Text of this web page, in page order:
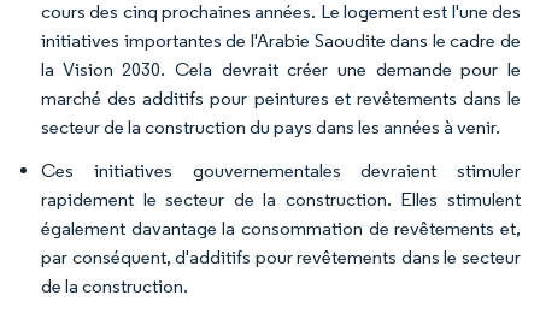
cours des cinq prochaines années. Le logement est l'une des
initiatives importantes de l'Arabie Saoudite dans le cadre de
la Vision 2030. Cela devrait créer une demande pour le
marché des additifs pour peintures et revêtements dans le
secteur de la construction du pays dans les années à venir.
Ces initiatives gouvernementales devraient stimuler
rapidement le secteur de la construction. Elles stimulent
également davantage la consommation de revêtements et,
par conséquent, d'additifs pour revêtements dans le secteur
de la construction.